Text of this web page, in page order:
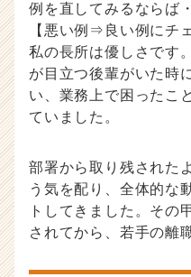
例を直してみるならば
【悪い例⇒良い例にチ
私の長所は優しさです
が目立つ後輩がいた時
い、業務上で困ったこ
ていました。
部署から取り残された
う気を配り、全体的な
トしてきました。その
されてから、若手の離